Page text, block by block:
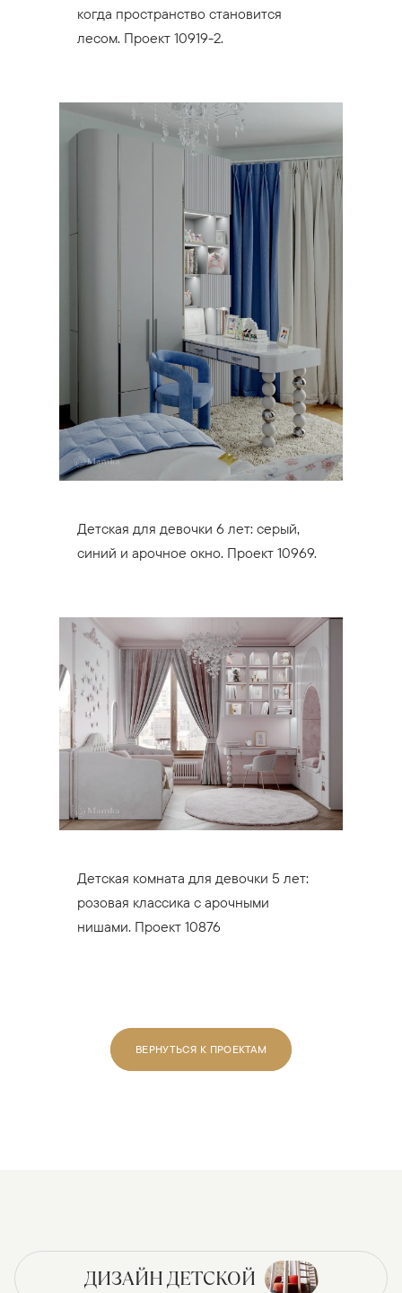
когда пространство становится
лесом. Проект 10919-2.
Детская для девочки 6 лет: серый,
синий и арочное окно. Проект 10969.
Детская комната для девочки 5 лет:
розовая классика с арочными
нишами. Проект 10876
ВЕРНУТЬСЯ К ПРОЕКТАМ
ДИЗАЙН ДЕТСКОЙ